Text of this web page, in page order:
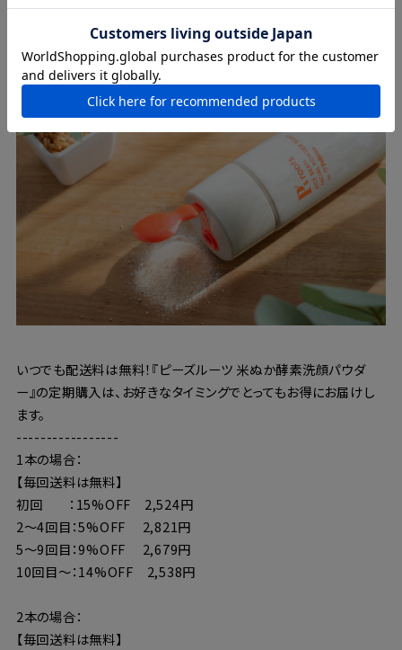
定期購入について
いつでも配送料は無料！『ピーズルーツ 米ぬか酵素洗顔パウダ
ー』の定期購入は、お好きなタイミングでとってもお得にお届けし
ます。
-----------------
1本の場合：
【毎回送料は無料】
初回 ：15%OFF 2,524円
2〜4回目：5%OFF 2,821円
5〜9回目：9%OFF 2,679円
10回目〜：14%OFF 2,538円
2本の場合：
【毎回送料は無料】